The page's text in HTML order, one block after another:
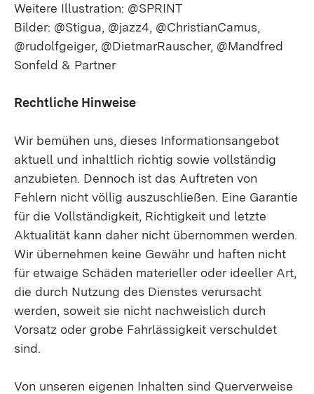
Weitere Illustration: @SPRINT
Bilder: @Stigua, @jazz4, @ChristianCamus,
@rudolfgeiger, @DietmarRauscher, @Mandfred
Sonfeld & Partner
Rechtliche Hinweise
Wir bemühen uns, dieses Informationsangebot
aktuell und inhaltlich richtig sowie vollständig
anzubieten. Dennoch ist das Auftreten von
Fehlern nicht völlig auszuschließen. Eine Garantie
für die Vollständigkeit, Richtigkeit und letzte
Aktualität kann daher nicht übernommen werden.
Wir übernehmen keine Gewähr und haften nicht
für etwaige Schäden materieller oder ideeller Art,
die durch Nutzung des Dienstes verursacht
werden, soweit sie nicht nachweislich durch
Vorsatz oder grobe Fahrlässigkeit verschuldet
sind.
Von unseren eigenen Inhalten sind Querverweise